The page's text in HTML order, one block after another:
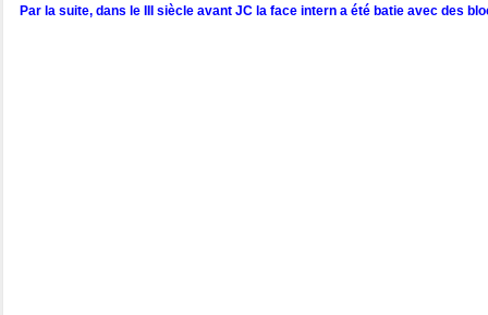
Par la suite, dans le III siècle avant JC la face intern a été batie avec des